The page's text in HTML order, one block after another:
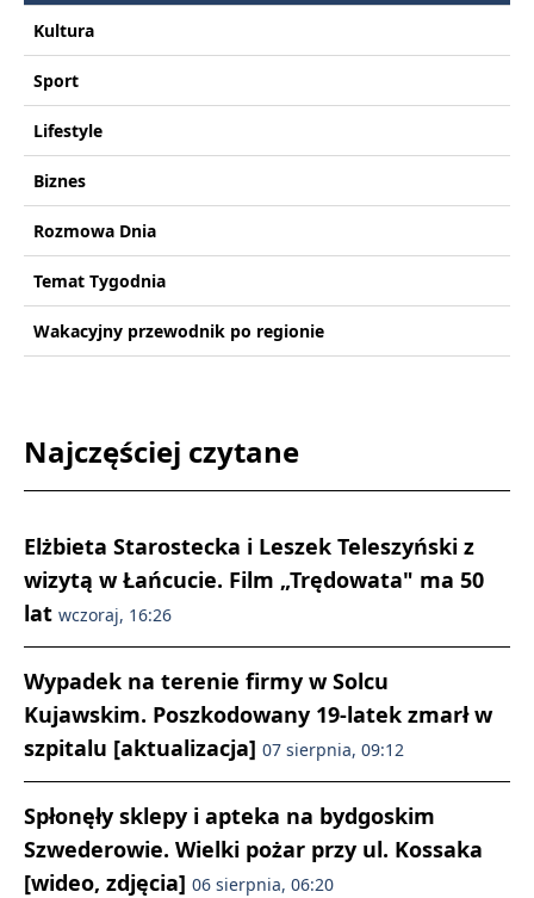
Kultura
Sport
Lifestyle
Biznes
Rozmowa Dnia
Temat Tygodnia
Wakacyjny przewodnik po regionie
Najczęściej czytane
Elżbieta Starostecka i Leszek Teleszyński z
wizytą w Łańcucie. Film „Trędowata" ma 50
lat wczoraj, 16:26
Wypadek na terenie firmy w Solcu
Kujawskim. Poszkodowany 19-latek zmarł w
szpitalu [aktualizacja] 07 sierpnia, 09:12
Spłonęły sklepy i apteka na bydgoskim
Szwederowie. Wielki pożar przy ul. Kossaka
[wideo, zdjęcia] 06 sierpnia, 06:20